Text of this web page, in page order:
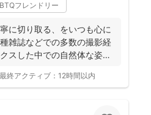
フレンドリー
に切り取る、をいつも心に
雑誌などでの多数の撮影経
スした中での自然体な姿の
最終アクティブ： 12時間以内